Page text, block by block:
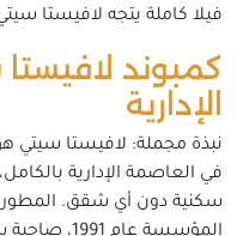
فيلا كاملة يتجه لافيستا سيتي.
كمبوند
الإدارية
نبذة مجملة: لافيستا سيتي
سكنية دون أي شقق. المطور